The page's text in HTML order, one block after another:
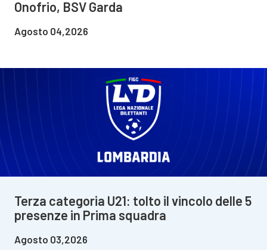
Onofrio, BSV Garda
Agosto 04,2026
Terza categoria U21: tolto il vincolo delle 5
presenze in Prima squadra
Agosto 03,2026